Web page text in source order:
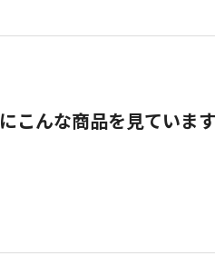
こんな商品を見ています